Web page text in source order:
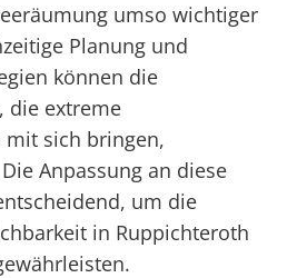
umso wichtiger
Planung und
können die
die extreme
sich bringen,
Anpassung an diese
um die
in Ruppichteroth